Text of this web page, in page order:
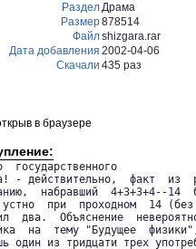
РазделДрама
Размер878514
Файлshizgara.rar
Дата добавления 2002-04-06
Скачали 435 раз
в браузере
государственного
- действительно,  факт  из
набравший  4+3+3+4--14
при  проходном  14
два.  Объяснение
на  тему "Будущее
один из тридцати трех